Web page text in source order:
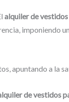
alquiler de
imponiendo
apuntando a la
de vestidos